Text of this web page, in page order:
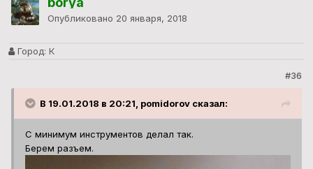
Опубликовано 20 января, 2018
Город: К
#36
В 19.01.2018 в 20:21, pomidorov сказал:
С минимум инструментов делал так.
Берем разъем.